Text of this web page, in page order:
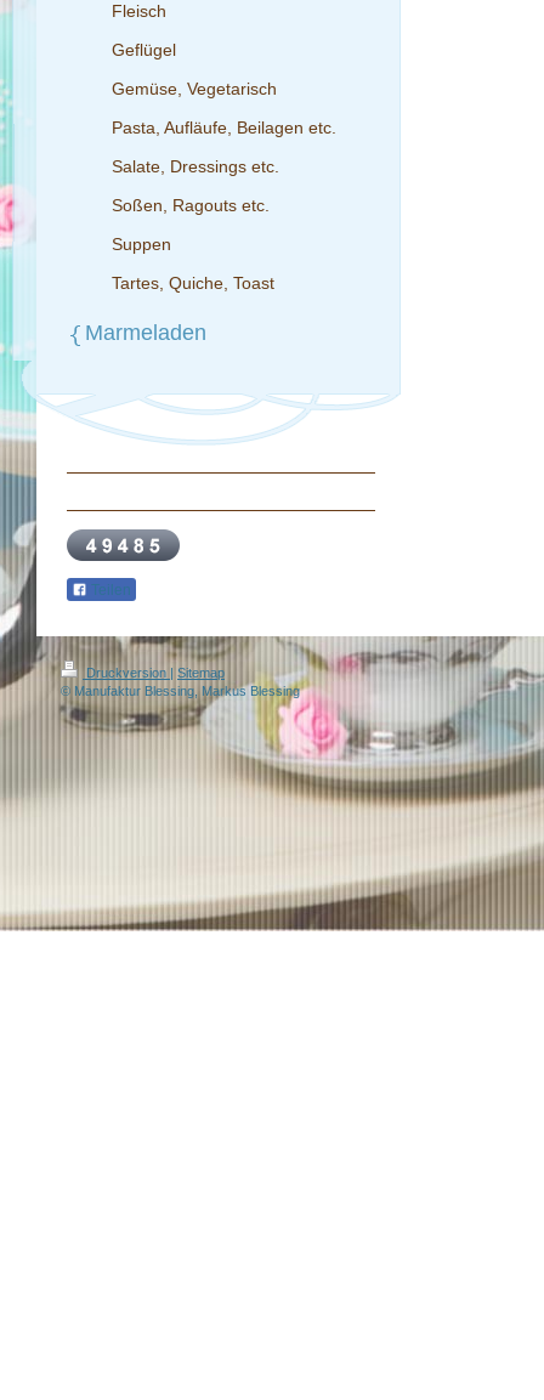
Fleisch
Geflügel
Gemüse, Vegetarisch
Pasta, Aufläufe, Beilagen etc.
Salate, Dressings etc.
Soßen, Ragouts etc.
Suppen
Tartes, Quiche, Toast
Marmeladen
Teilen
Druckversion | Sitemap
© Manufaktur Blessing, Markus Blessing